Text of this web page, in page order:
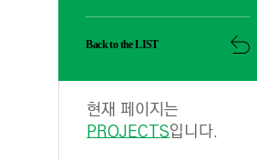
Back to the LIST
현재 페이지는
PROJECTS입니다.